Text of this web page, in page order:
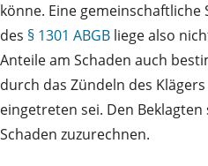
könne. Eine gemeinschaftliche
des § 1301 ABGB liege also
Anteile am Schaden auch
durch das Zündeln des
eingetreten sei. Den
Schaden zuzurechnen.